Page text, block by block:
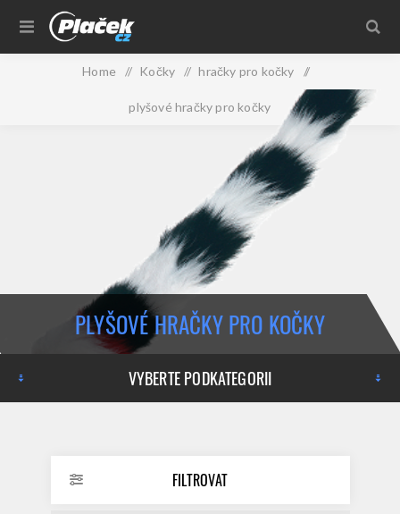
Home / Kočky / hračky pro kočky /
plyšové hračky pro kočky
PLYŠOVÉ HRAČKY PRO KOČKY
VYBERTE PODKATEGORII
FILTROVAT